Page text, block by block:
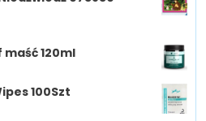
maść 120ml
100Szt